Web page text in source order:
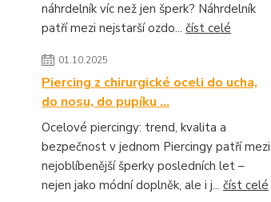
náhrdelník víc než jen šperk? Náhrdelník
patří mezi nejstarší ozdo... číst celé
01.10.2025
Piercing z chirurgické oceli do ucha,
do nosu, do pupíku ...
Ocelové piercingy: trend, kvalita a
bezpečnost v jednom Piercingy patří mezi
nejoblíbenější šperky posledních let –
nejen jako módní doplněk, ale i j... číst celé